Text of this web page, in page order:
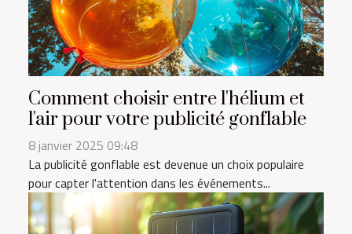
Comment choisir entre l'hélium et
l'air pour votre publicité gonflable
8 janvier 2025 09:48
La publicité gonflable est devenue un choix populaire
pour capter l'attention dans les événements...